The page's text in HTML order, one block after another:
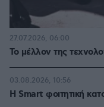
Το μέλλον της
27.07.2026, 06:00
Η Smart φοιτητική
03.08.2026, 10:56